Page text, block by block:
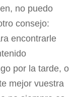
no puedo
consejo:
encontrarle
por la tarde, o
mejor vuestra